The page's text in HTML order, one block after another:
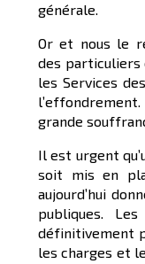
générale.
Or et nous le
des particuliers
les Services
grande
Il est urgent
soit mis en
aujourd’hui
publiques.
définitivement
les charges et